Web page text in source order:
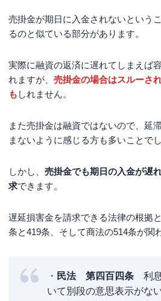
まとめ
売掛金が期日に入金されないという
るのと似ている部分があります。
実際に融資の返済に遅れてしまえば
れますが、 売掛金の場合はスルーさ
も しれません。
また売掛金は融資ではないので、延
まないように感じる方も多いことでし
しかし、 売掛金でも期日の入金が遅
求できます。
遅延損害金を請求できる法律の根拠
条と419条、そして商法の514条が関
・ 民法 第四百四条 利息
いて別段の意思表示がな